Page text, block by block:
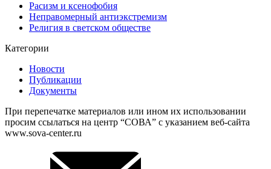
Расизм и ксенофобия
Неправомерный антиэкстремизм
Религия в светском обществе
Категории
Новости
Публикации
Документы
При перепечатке материалов или ином их использовании
просим ссылаться на центр “СОВА” с указанием веб-сайта
www.sova-center.ru